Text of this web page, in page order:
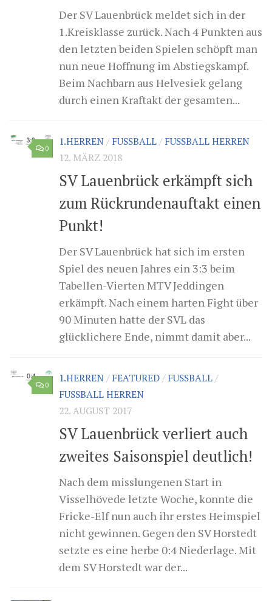
Der SV Lauenbrück meldet sich in der
1.Kreisklasse zurück. Nach 4 Punkten aus
den letzten beiden Spielen schöpft man
nun neue Hoffnung im Abstiegskampf.
Beim Nachbarn aus Helvesiek gelang
durch einen Kraftakt der gesamten...
0
1.HERREN/FUSSBALL/FUSSBALL HERREN
12. MÄRZ 2018
SV Lauenbrück erkämpft sich
zum Rückrundenauftakt einen
Punkt!
Der SV Lauenbrück hat sich im ersten
Spiel des neuen Jahres ein 3:3 beim
Tabellen-Vierten MTV Jeddingen
erkämpft. Nach einem harten Fight über
90 Minuten hatte der SVL das
glücklichere Ende, nimmt damit aber...
0
1.HERREN/FEATURED/FUSSBALL/
FUSSBALL HERREN
22. AUGUST 2017
SV Lauenbrück verliert auch
zweites Saisonspiel deutlich!
Nach dem misslungenen Start in
Visselhövede letzte Woche, konnte die
Fricke-Elf nun auch ihr erstes Heimspiel
nicht gewinnen. Gegen den SV Horstedt
setzte es eine herbe 0:4 Niederlage. Mit
dem SV Horstedt war der...